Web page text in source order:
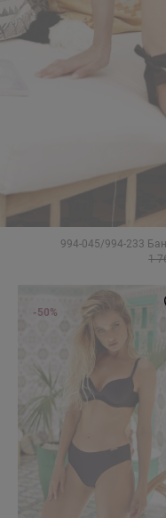
994-045/994-233
1
-50%